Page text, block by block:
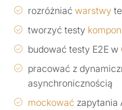
rozróżniać warstwy
tworzyć testy
budować testy E2E w
pracować z
asynchronicznością
mockować zapytania